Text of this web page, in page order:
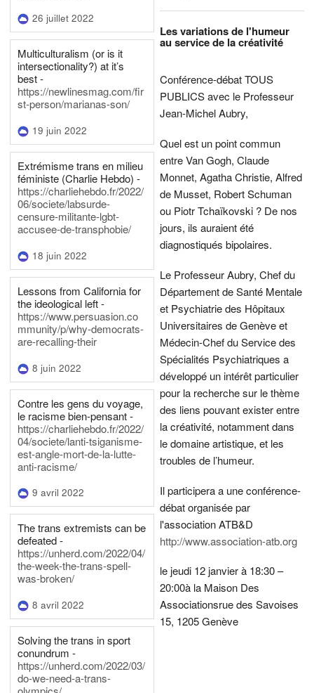
26 juillet 2022
Multiculturalism (or is it
intersectionality?) at it’s
best -
https://newlinesmag.com/fir
st-person/marianas-son/
19 juin 2022
Extrémisme trans en milieu
féministe (Charlie Hebdo) -
https://charliehebdo.fr/2022/
06/societe/labsurde-
censure-militante-lgbt-
accusee-de-transphobie/
18 juin 2022
Lessons from California for
the ideological left -
https://www.persuasion.co
mmunity/p/why-democrats-
are-recalling-their
8 juin 2022
Contre les gens du voyage,
le racisme bien-pensant -
https://charliehebdo.fr/2022/
04/societe/lanti-tsiganisme-
est-angle-mort-de-la-lutte-
anti-racisme/
9 avril 2022
The trans extremists can be
defeated -
https://unherd.com/2022/04/
the-week-the-trans-spell-
was-broken/
8 avril 2022
Solving the trans in sport
conundrum -
https://unherd.com/2022/03/
do-we-need-a-trans-
Les variations de l'humeur
au service de la créativité
Conférence-débat TOUS
PUBLICS avec le Professeur
Jean-Michel Aubry,
Quel est un point commun
entre Van Gogh, Claude
Monnet, Agatha Christie, Alfred
de Musset, Robert Schuman
ou Piotr Tchaïkovski ? De nos
jours, ils auraient été
diagnostiqués bipolaires.
Le Professeur Aubry, Chef du
Département de Santé Mentale
et Psychiatrie des Hôpitaux
Universitaires de Genève et
Médecin-Chef du Service des
Spécialités Psychiatriques a
développé un intérêt particulier
pour la recherche sur le thème
des liens pouvant exister entre
la créativité, notamment dans
le domaine artistique, et les
troubles de l’humeur.
Il participera a une conférence-
débat organisée par
l'association ATB&D
http://www.association-atb.org
le jeudi 12 janvier à 18:30 –
20:00à la Maison Des
Associationsrue des Savoises
15, 1205 Genève